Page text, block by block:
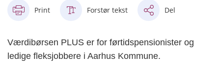
Print Forstør tekst Del
Værdibørsen PLUS er for førtidspensionister og
ledige fleksjobbere i Aarhus Kommune.